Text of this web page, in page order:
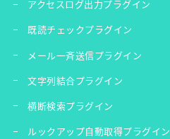
アクセスログ出力プラグイン
既読チェックプラグイン
メール一斉送信プラグイン
文字列結合プラグイン
横断検索プラグイン
ルックアップ自動取得プラグイン